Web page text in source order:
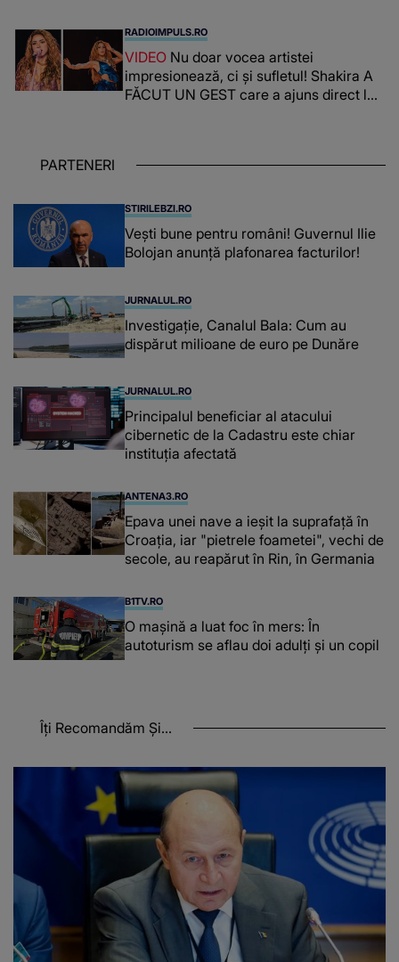
CREDEA CĂ VA VEDEA AȘA CEVA: "Fix
în fața unui..."
RADIOIMPULS.RO
VIDEO Nu doar vocea artistei
impresionează, ci și sufletul! Shakira A
FĂCUT UN GEST care a ajuns direct la
așteptând oportunitatea
PARTENERI
STIRILEBZI.RO
Vești bune pentru români! Guvernul Ilie
Bolojan anunță plafonarea facturilor!
JURNALUL.RO
Investigație, Canalul Bala: Cum au
dispărut milioane de euro pe Dunăre
JURNALUL.RO
Principalul beneficiar al atacului
cibernetic de la Cadastru este chiar
instituţia afectată
ANTENA3.RO
Epava unei nave a ieșit la suprafață în
Croația, iar "pietrele foametei", vechi de
secole, au reapărut în Rin, în Germania
B1TV.RO
O maşină a luat foc în mers: În
autoturism se aflau doi adulți și un copil
Îți Recomandăm Și...